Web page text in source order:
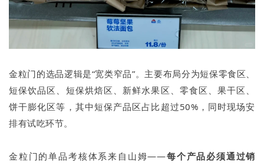
金粒门的选品逻辑是“宽类窄品”。主要布局分为短保零食区、
短保饮品区、短保烘焙区、新鲜水果区、零食区、果干区、
饼干膨化区等，其中短保产品区占比超过50%，同时现场安
排有试吃环节。
金粒门的单品考核体系来自山姆——每个产品必须通过销